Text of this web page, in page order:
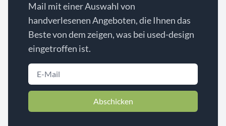
Mail mit einer Auswahl von
handverlesenen Angeboten, die Ihnen das
Beste von dem zeigen, was bei used-design
eingetroffen ist.
Abschicken